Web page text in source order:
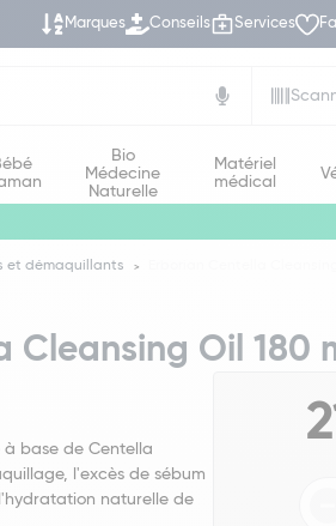
Marques Conseils Services
Bio
Médecine
Naturelle
Matériel
médical
et démaquillants
Cleansing Oil 180
base de Centella
l'excès de sébum
naturelle de